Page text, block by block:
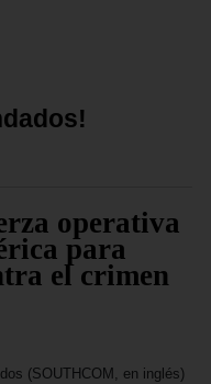
dados!
operativa
para
el crimen
(SOUTHCOM, en inglés)